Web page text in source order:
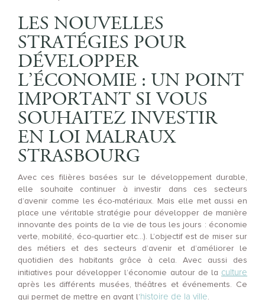
LES NOUVELLES
STRATÉGIES POUR
DÉVELOPPER
L’ÉCONOMIE : UN POINT
IMPORTANT SI VOUS
SOUHAITEZ INVESTIR
EN LOI MALRAUX
STRASBOURG
Avec ces filières basées sur le développement durable,
elle souhaite continuer à investir dans ces secteurs
d’avenir comme les éco-matériaux. Mais elle met aussi en
place une véritable stratégie pour développer de manière
innovante des points de la vie de tous les jours : économie
verte, mobilité, éco-quartier etc…). L’objectif est de miser sur
des métiers et des secteurs d’avenir et d’améliorer le
quotidien des habitants grâce à cela. Avec aussi des
initiatives pour développer l’économie autour de la culture
après les différents musées, théâtres et événements. Ce
qui permet de mettre en avant l’histoire de la ville.